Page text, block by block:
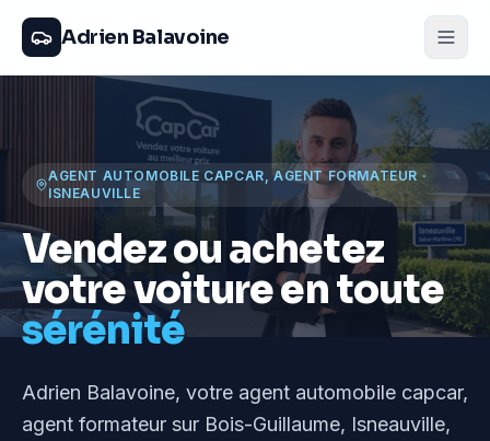
Adrien Balavoine
AGENT AUTOMOBILE CAPCAR, AGENT FORMATEUR ·
ISNEAUVILLE
Vendez ou achetez
votre voiture en toute
sérénité
Adrien Balavoine, votre agent automobile capcar,
agent formateur sur Bois-Guillaume, Isneauville,